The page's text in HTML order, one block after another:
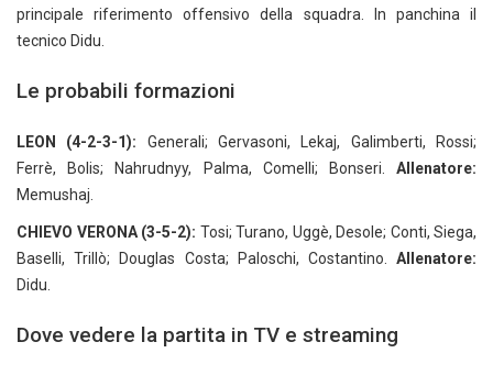
principale riferimento offensivo della squadra. In panchina il
tecnico Didu.
Le probabili formazioni
LEON (4-2-3-1): Generali; Gervasoni, Lekaj, Galimberti, Rossi;
Ferrè, Bolis; Nahrudnyy, Palma, Comelli; Bonseri. Allenatore:
Memushaj.
CHIEVO VERONA (3-5-2): Tosi; Turano, Uggè, Desole; Conti, Siega,
Baselli, Trillò; Douglas Costa; Paloschi, Costantino. Allenatore:
Didu.
Dove vedere la partita in TV e streaming